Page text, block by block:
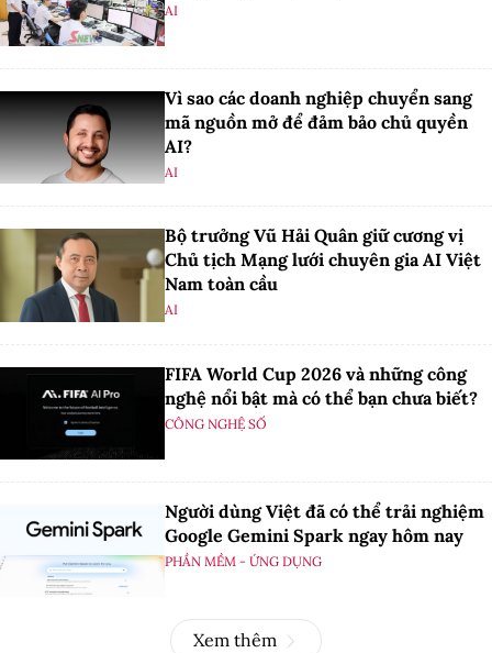
AI
Vì sao các doanh nghiệp chuyển sang
mã nguồn mở để đảm bảo chủ quyền
AI?
AI
Bộ trưởng Vũ Hải Quân giữ cương vị
Chủ tịch Mạng lưới chuyên gia AI Việt
Nam toàn cầu
AI
FIFA World Cup 2026 và những công
nghệ nổi bật mà có thể bạn chưa biết?
CÔNG NGHỆ SỐ
Người dùng Việt đã có thể trải nghiệm
Google Gemini Spark ngay hôm nay
PHẦN MỀM - ỨNG DỤNG
Xem thêm